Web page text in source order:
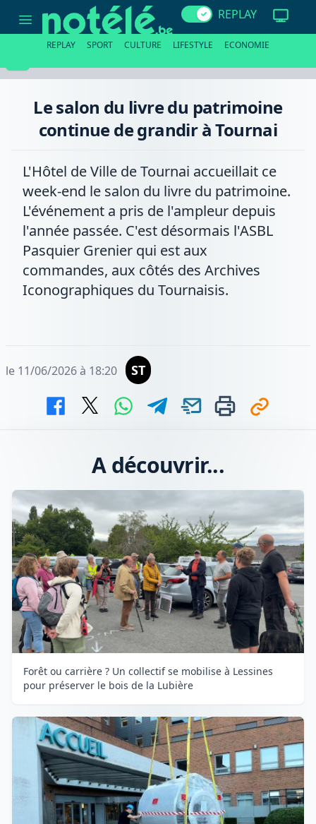
salon
continue
REPLAY
REPLAY SPORT CULTURE LIFESTYLE ECONOMIE
Le salon du livre du patrimoine
continue de grandir à Tournai
L'Hôtel de Ville de Tournai accueillait ce
week-end le salon du livre du patrimoine.
L'événement a pris de l'ampleur depuis
l'année passée. C'est désormais l'ASBL
Pasquier Grenier qui est aux
commandes, aux côtés des Archives
Iconographiques du Tournaisis.
le 11/06/2026 à 18:20 ST
A découvrir...
Forêt ou carrière ? Un collectif se mobilise à Lessines
pour préserver le bois de la Lubière